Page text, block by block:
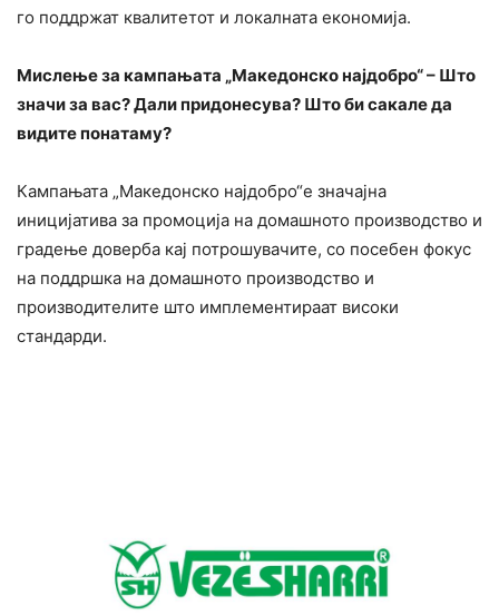
го поддржат квалитетот и локалната економија.
Мислење за кампањата „Македонско најдобро“ – Што
значи за вас? Дали придонесува? Што би сакале да
видите понатаму?
Кампањата „Македонско најдобро“е значајна
иницијатива за промоција на домашното производство и
градење доверба кај потрошувачите, со посебен фокус
на поддршка на домашното производство и
производителите што имплементираат високи
стандарди.